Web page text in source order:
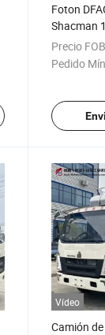
/ Set
Foton
Shacman
4X4
Precio
Pedido
Vídeo
Camión